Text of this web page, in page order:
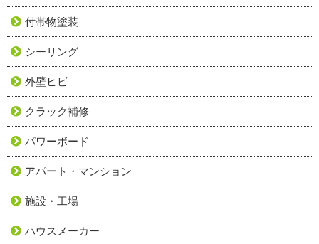
付帯物塗装
シーリング
外壁ヒビ
クラック補修
パワーボード
アパート・マンション
施設・工場
ハウスメーカー